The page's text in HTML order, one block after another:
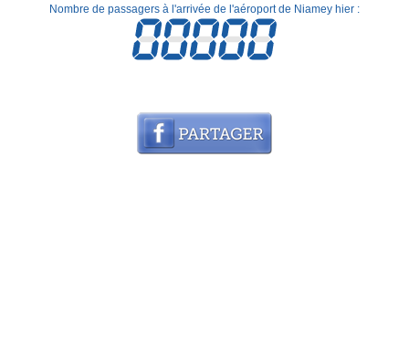
Nombre de passagers à l'arrivée de l'aéroport de Niamey hier :